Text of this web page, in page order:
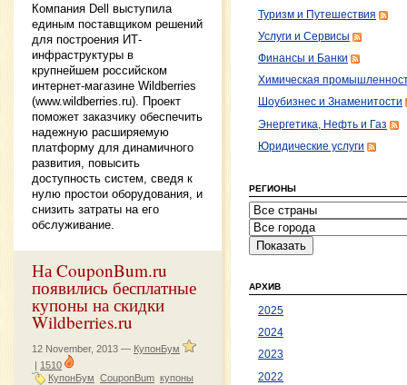
Компания Dell выступила
единым поставщиком решений
для построения ИТ-
инфраструктуры в
крупнейшем российском
интернет-магазине Wildberries
(www.wildberries.ru). Проект
поможет заказчику обеспечить
надежную расширяемую
платформу для динамичного
развития, повысить
доступность систем, сведя к
нулю простои оборудования, и
снизить затраты на его
обслуживание.
На CouponBum.ru
появились бесплатные
купоны на скидки
Wildberries.ru
12 November, 2013 — КупонБум
| 1510
КупонБум CouponBum купоны
Туризм и Путешествия
Услуги и Сервисы
Финансы и Банки
Химическая
Шоубизнес и Знаменитости
Энергетика, Нефть и Газ
Юридические услуги
РЕГИОНЫ
АРХИВ
2025
2024
2023
2022